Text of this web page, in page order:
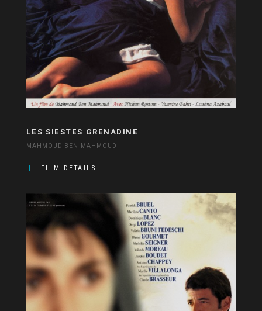
LES SIESTES GRENADINE
MAHMOUD BEN MAHMOUD
FILM DETAILS